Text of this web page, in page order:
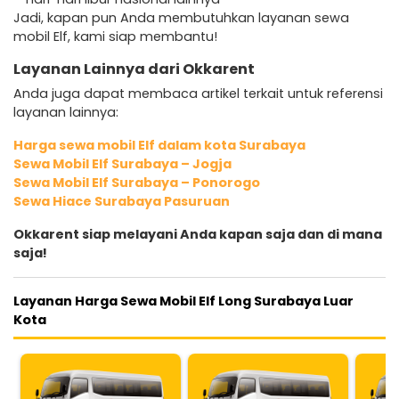
Jadi, kapan pun Anda membutuhkan layanan sewa
mobil Elf, kami siap membantu!
Layanan Lainnya dari Okkarent
Anda juga dapat membaca artikel terkait untuk referensi
layanan lainnya:
Harga sewa mobil Elf dalam kota Surabaya
Sewa Mobil Elf Surabaya – Jogja
Sewa Mobil Elf Surabaya – Ponorogo
Sewa Hiace Surabaya Pasuruan
Okkarent siap melayani Anda kapan saja dan di mana
saja!
Layanan Harga Sewa Mobil Elf Long Surabaya Luar
Kota